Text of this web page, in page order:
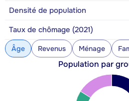
Densité de population
Taux de chômage (2021)
Âge Revenus Ménage
Population par